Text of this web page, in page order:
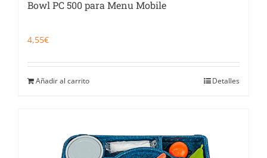
Bowl PC 500 para Menu Mobile
4,55€
Añadir al carrito Detalles